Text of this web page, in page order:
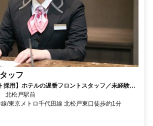
ッフ
採用】ホテルの遅番フロントスタッフ／未経験歓
ルも身につく
北松戸駅前
/東京メトロ千代田線 北松戸東口徒歩約1分